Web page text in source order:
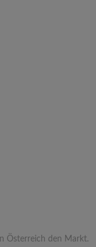
Österreich den Markt.